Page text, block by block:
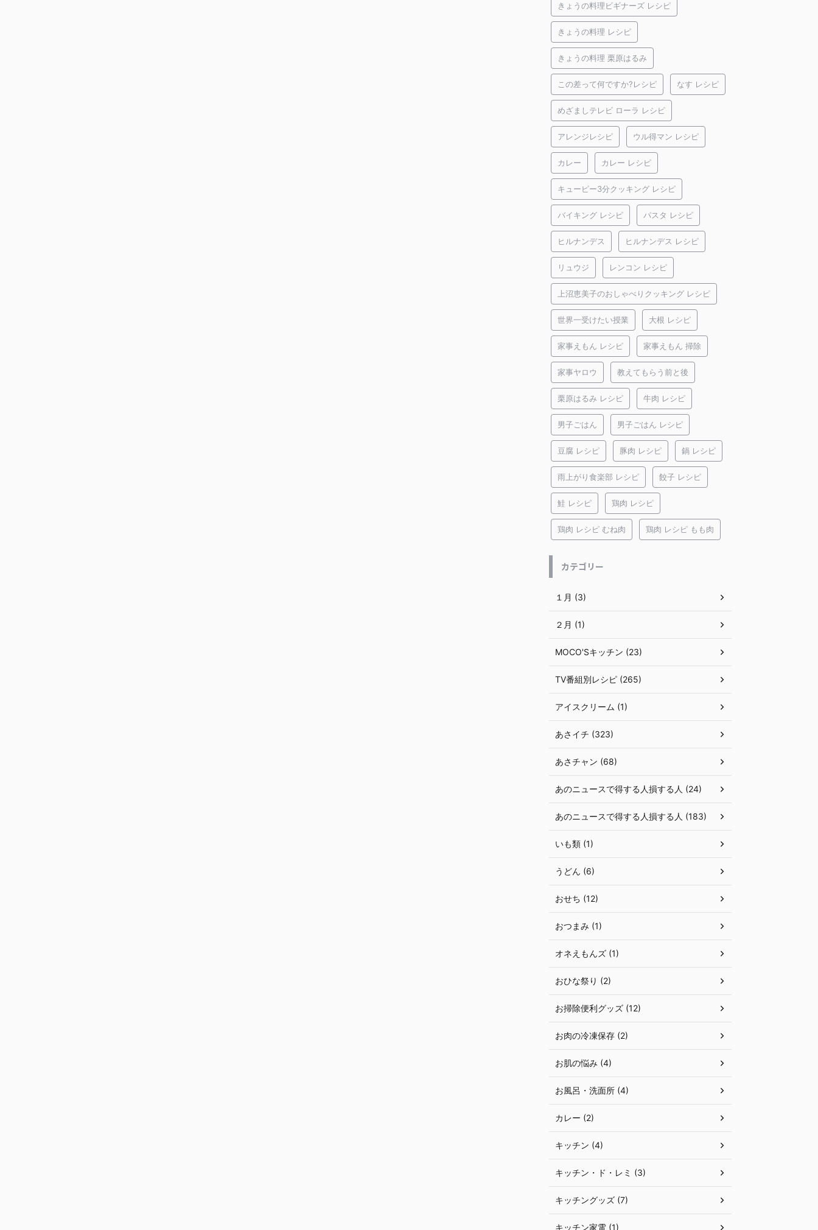
きょうの料理ビギナーズ レシピ
きょうの料理 レシピ
きょうの料理 栗原はるみ
この差って何ですか?レシピ なす レシピ
めざましテレビ ローラ レシピ
アレンジレシピ ウル得マン レシピ
カレー カレー レシピ
キューピー3分クッキング レシピ
バイキング レシピ パスタ レシピ
ヒルナンデス ヒルナンデス レシピ
リュウジ レンコン レシピ
上沼恵美子のおしゃべりクッキング レシピ
世界一受けたい授業 大根 レシピ
家事えもん レシピ 家事えもん 掃除
家事ヤロウ 教えてもらう前と後
栗原はるみ レシピ 牛肉 レシピ
男子ごはん 男子ごはん レシピ
豆腐 レシピ 豚肉 レシピ 鍋 レシピ
雨上がり食楽部 レシピ 餃子 レシピ
鮭 レシピ 鶏肉 レシピ
鶏肉 レシピ むね肉 鶏肉 レシピ もも肉
カテゴリー
１月 (3)
２月 (1)
MOCO'Sキッチン (23)
TV番組別レシピ (265)
アイスクリーム (1)
あさイチ (323)
あさチャン (68)
あのニュースで得する人損する人 (24)
あのニュースで得する人損する人 (183)
いも類 (1)
うどん (6)
おせち (12)
おつまみ (1)
オネえもんズ (1)
おひな祭り (2)
お掃除便利グッズ (12)
お肉の冷凍保存 (2)
お肌の悩み (4)
お風呂・洗面所 (4)
カレー (2)
キッチン (4)
キッチン・ド・レミ (3)
キッチングッズ (7)
キッチン家電 (1)